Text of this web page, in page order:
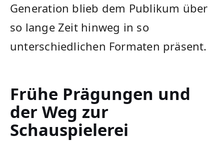
Generation blieb dem Publikum über
so lange Zeit hinweg in so
unterschiedlichen Formaten präsent.
Frühe Prägungen und
der Weg zur
Schauspielerei